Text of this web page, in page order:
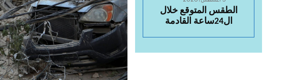
الطقس المتوقع خلال
ال24ساعة القادمة